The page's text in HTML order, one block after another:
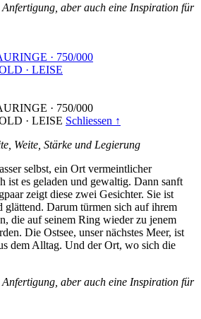
aber auch eine Inspiration für
· 750/000
· LEISE
· 750/000
· LEISE Schliessen ↑
Weite, Stärke und Legierung
selbst, ein Ort vermeintlicher
ist es geladen und gewaltig. Dann sanft
zeigt diese zwei Gesichter. Sie ist
glättend. Darum türmen sich auf ihrem
die auf seinem Ring wieder zu jenem
Die Ostsee, unser nächstes Meer, ist
dem Alltag. Und der Ort, wo sich die
aber auch eine Inspiration für